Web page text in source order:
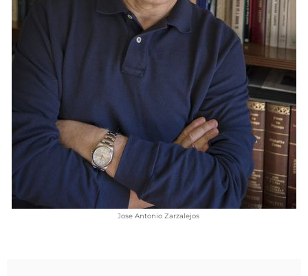
FIESTAS DE SAN LORENZO
AGENDA
CARTELERA
FARMACIAS
HORÓSCOPO
ESQUELAS
CLUB DEL AMIGO MILITANTE
INICIAR SESIÓN
Jose Antonio Zarzalejos